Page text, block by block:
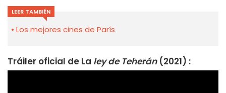
LEER TAMBIÉN
Los mejores cines de París
Tráiler oficial de La ley de Teherán(2021) :